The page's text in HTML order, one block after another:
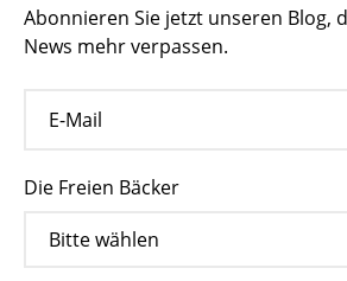
Abonnieren Sie jetzt unseren Blog,
News mehr verpassen.
Die Freien Bäcker